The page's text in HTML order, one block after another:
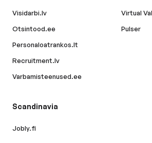
Visidarbi.lv
Otsintood.ee
Personaloatrankos.lt
Recruitment.lv
Varbamisteenused.ee
Virtual
Pulser
Scandinavia
Jobly.fi